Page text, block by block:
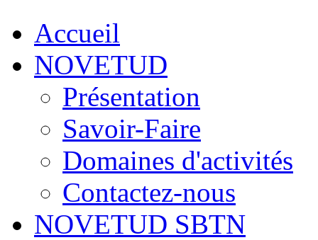
Accueil
NOVETUD
Présentation
Savoir-Faire
Domaines d'activités
Contactez-nous
NOVETUD SBTN